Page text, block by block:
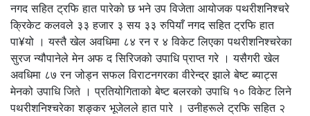
नगद सहित ट्रफि हात पारेको छ भने उप विजेता आयोजक पथरीशनिश्चरे
क्रिकेट कलवले ३३ हजार ३ सय ३३ रुपियाँ नगद सहित ट्रफि हात
पा¥यो । यस्तै खेल अवधिमा ८४ रन र ४ विकेट लिएका पथरीशनिश्चरेका
सुरज न्यौपानेले मेन अफ द सिरिजको उपाधि प्राप्त गरे । यसैगरी खेल
अवधिमा ८७ रन जोड्न सफल विराटनगरका वीरेन्द्र झाले बेष्ट ब्याट्स
मेनको उपाधि जिते । प्रतियोगिताको बेष्ट बलरको उपाधि १० विकेट लिने
पथरीशनिश्चरेका शङ्कर भूजेलले हात पारे । उनीहरूले ट्रफि सहित २